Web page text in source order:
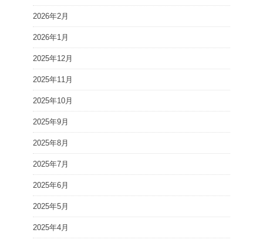
2026年2月
2026年1月
2025年12月
2025年11月
2025年10月
2025年9月
2025年8月
2025年7月
2025年6月
2025年5月
2025年4月